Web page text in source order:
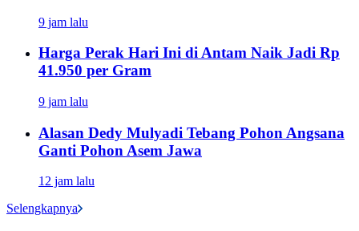
9 jam lalu
Harga Perak Hari Ini di Antam Naik Jadi Rp
41.950 per Gram
9 jam lalu
Alasan Dedy Mulyadi Tebang Pohon Angsana
Ganti Pohon Asem Jawa
12 jam lalu
Selengkapnya